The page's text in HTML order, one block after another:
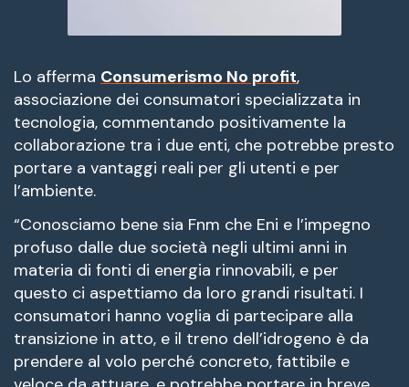
Lo afferma Consumerismo No profit,
associazione dei consumatori specializzata in
tecnologia, commentando positivamente la
collaborazione tra i due enti, che potrebbe presto
portare a vantaggi reali per gli utenti e per
l’ambiente.
“Conosciamo bene sia Fnm che Eni e l’impegno
profuso dalle due società negli ultimi anni in
materia di fonti di energia rinnovabili, e per
questo ci aspettiamo da loro grandi risultati. I
consumatori hanno voglia di partecipare alla
transizione in atto, e il treno dell’idrogeno è da
prendere al volo perché concreto, fattibile e